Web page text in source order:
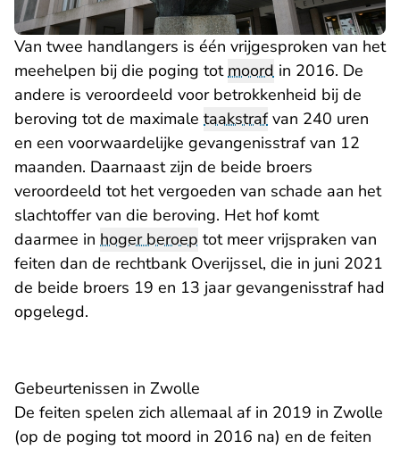
Van twee handlangers is één vrijgesproken van het
meehelpen bij die poging totmoord in 2016. De
andere is veroordeeld voor betrokkenheid bij de
beroving tot de maximale taakstrafvan 240 uren
en een voorwaardelijke gevangenisstraf van 12
maanden. Daarnaast zijn de beide broers
veroordeeld tot het vergoeden van schade aan het
slachtoffer van die beroving. Het hof komt
daarmee in hoger beroep tot meer vrijspraken van
feiten dan de rechtbank Overijssel, die in juni 2021
de beide broers 19 en 13 jaar gevangenisstraf had
opgelegd.
Gebeurtenissen in Zwolle
De feiten spelen zich allemaal af in 2019 in Zwolle
(op de poging tot moord in 2016 na) en de feiten